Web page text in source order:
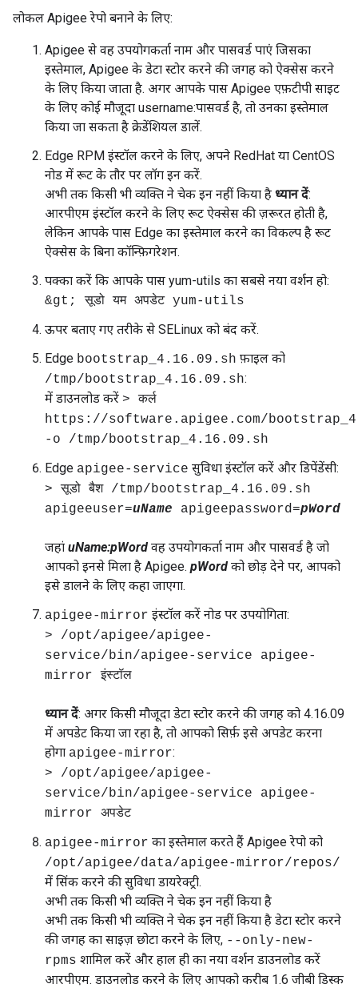
लोकल Apigee रेपो बनाने के लिए:
Apigee से वह उपयोगकर्ता नाम और पासवर्ड पाएं जिसका
इस्तेमाल, Apigee के डेटा स्टोर करने की जगह को ऐक्सेस करने
के लिए किया जाता है. अगर आपके पास Apigee एफ़टीपी साइट
के लिए कोई मौजूदा username:पासवर्ड है, तो उनका इस्तेमाल
किया जा सकता है क्रेडेंशियल डालें.
Edge RPM इंस्टॉल करने के लिए, अपने RedHat या CentOS
नोड में रूट के तौर पर लॉग इन करें.
अभी तक किसी भी व्यक्ति ने चेक इन नहीं किया है ध्यान दें:
आरपीएम इंस्टॉल करने के लिए रूट ऐक्सेस की ज़रूरत होती है,
लेकिन आपके पास Edge का इस्तेमाल करने का विकल्प है रूट
ऐक्सेस के बिना कॉन्फ़िगरेशन.
पक्का करें कि आपके पास yum-utils का सबसे नया वर्शन हो:
&gt; सूडो यम अपडेट yum-utils
ऊपर बताए गए तरीके से SELinux को बंद करें.
Edge bootstrap_4.16.09.sh फ़ाइल को
/tmp/bootstrap_4.16.09.sh:
में डाउनलोड करें > कर्ल
https://software.apigee.com/
-o /tmp/bootstrap_4.16.09.sh
Edge apigee-service सुविधा इंस्टॉल करें और डिपेंडेंसी:
> सूडो बैश /tmp/bootstrap_4.16.09.sh
apigeeuser=uName apigeepassword=pWord
जहां uName:pWord वह उपयोगकर्ता नाम और पासवर्ड है जो
आपको इनसे मिला है Apigee. pWord को छोड़ देने पर, आपको
इसे डालने के लिए कहा जाएगा.
apigee-mirror इंस्टॉल करें नोड पर उपयोगिता:
> /opt/apigee/apigee-
service/bin/apigee-service apigee-
mirror इंस्टॉल
ध्यान दें: अगर किसी मौजूदा डेटा स्टोर करने की जगह को 4.16.09
में अपडेट किया जा रहा है, तो आपको सिर्फ़ इसे अपडेट करना
होगा apigee-mirror:
> /opt/apigee/apigee-
service/bin/apigee-service apigee-
mirror अपडेट
apigee-mirror का इस्तेमाल करते हैं Apigee रेपो को
/opt/apigee/data/apigee-mirror/repos/
में सिंक करने की सुविधा डायरेक्ट्री.
अभी तक किसी भी व्यक्ति ने चेक इन नहीं किया है
अभी तक किसी भी व्यक्ति ने चेक इन नहीं किया है डेटा स्टोर करने
की जगह का साइज़ छोटा करने के लिए, --only-new-
rpms शामिल करें और हाल ही का नया वर्शन डाउनलोड करें
आरपीएम. डाउनलोड करने के लिए आपको करीब 1.6 जीबी डिस्क